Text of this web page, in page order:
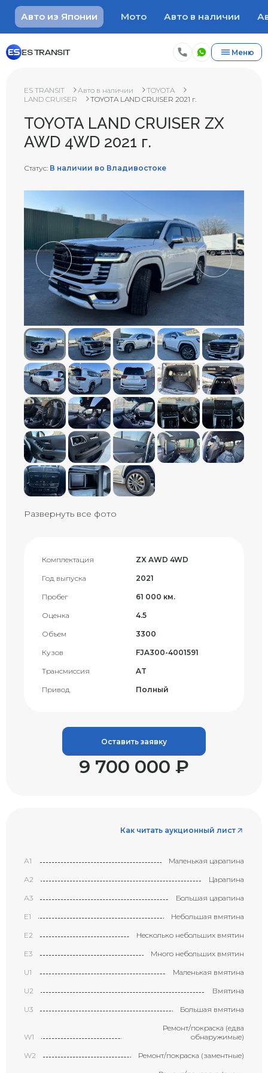
Авто из Японии Мото Авто в наличии
ES TRANSIT Меню
ES TRANSIT Авто в наличии
TOYOTA
LAND CRUISER
TOYOTA LAND CRUISER 2021 г.
TOYOTA LAND CRUISER ZX
AWD 4WD 2021 г.
Статус: В наличии во Владивостоке
Развернуть все фото
Комплектация ZX AWD 4WD
Год выпуска 2021
Пробег 61 000 км.
Оценка 4.5
Объем 3300
Кузов FJA300-4001591
Трансмиссия AT
Привод Полный
Оставить заявку
9 700 000 ₽
Как читать аукционный лист
А1 Маленькая царапина
А2 Царапина
А3 Большая царапина
Е1 Небольшая вмятина
Е2 Несколько небольших вмятин
Е3 Много небольших вмятин
U1 Маленькая вмятина
U2 Вмятина
U3 Большая вмятина
W1
Ремонт/покраска (едва
обнаружимые)
W2 Ремонт/покраска (заментные)